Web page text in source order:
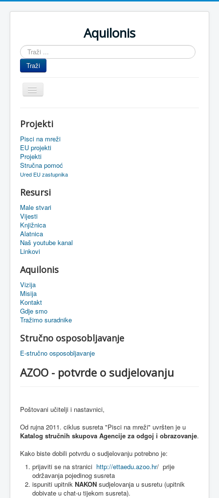
Aquilonis
Traži
...
Traži
Prikaz/Sakrivanje
navigacije
Upravljanje znanjem
Obrazovanje
Upravljanje projektima
Oaza
Sistemski alati
eMapa
Projekti
Pisci na mreži
EU projekti
Projekti
Stručna pomoć
Ured EU zastupnika
Resursi
Male stvari
Vijesti
Knjižnica
Alatnica
Naš youtube kanal
Linkovi
Aquilonis
Vizija
Misija
Kontakt
Gdje smo
Tražimo suradnike
Stručno osposobljavanje
E-stručno osposobljavanje
AZOO - potvrde o sudjelovanju
Poštovani učitelji i nastavnici,
Od rujna 2011. ciklus susreta "Pisci na mreži" uvršten je u
Katalog stručnih skupova Agencije za odgoj i obrazovanje.
Kako biste dobili potvrdu o sudjelovanju potrebno je:
prijaviti se na stranici http://ettaedu.azoo.hr/ prije
održavanja pojedinog susreta
ispuniti upitnik NAKON sudjelovanja u susretu (upitnik
dobivate u chat-u tijekom susreta).